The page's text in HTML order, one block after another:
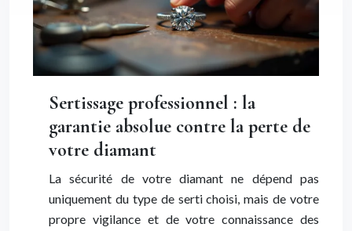
Sertissage professionnel : la
garantie absolue contre la perte de
votre diamant
La sécurité de votre diamant ne dépend pas
uniquement du type de serti choisi, mais de votre
propre vigilance et de votre connaissance des